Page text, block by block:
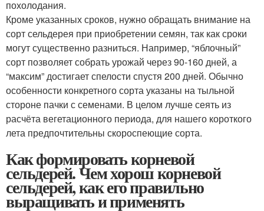
похолодания.
Кроме указанных сроков, нужно обращать внимание на
сорт сельдерея при приобретении семян, так как сроки
могут существенно разниться. Например, “яблочный”
сорт позволяет собрать урожай через 90-160 дней, а
“максим” достигает спелости спустя 200 дней. Обычно
особенности конкретного сорта указаны на тыльной
стороне пачки с семенами. В целом лучше сеять из
расчёта вегетационного периода, для нашего короткого
лета предпочтительны скороспеющие сорта.
Как формировать корневой
сельдерей. Чем хорош корневой
сельдерей, как его правильно
выращивать и применять